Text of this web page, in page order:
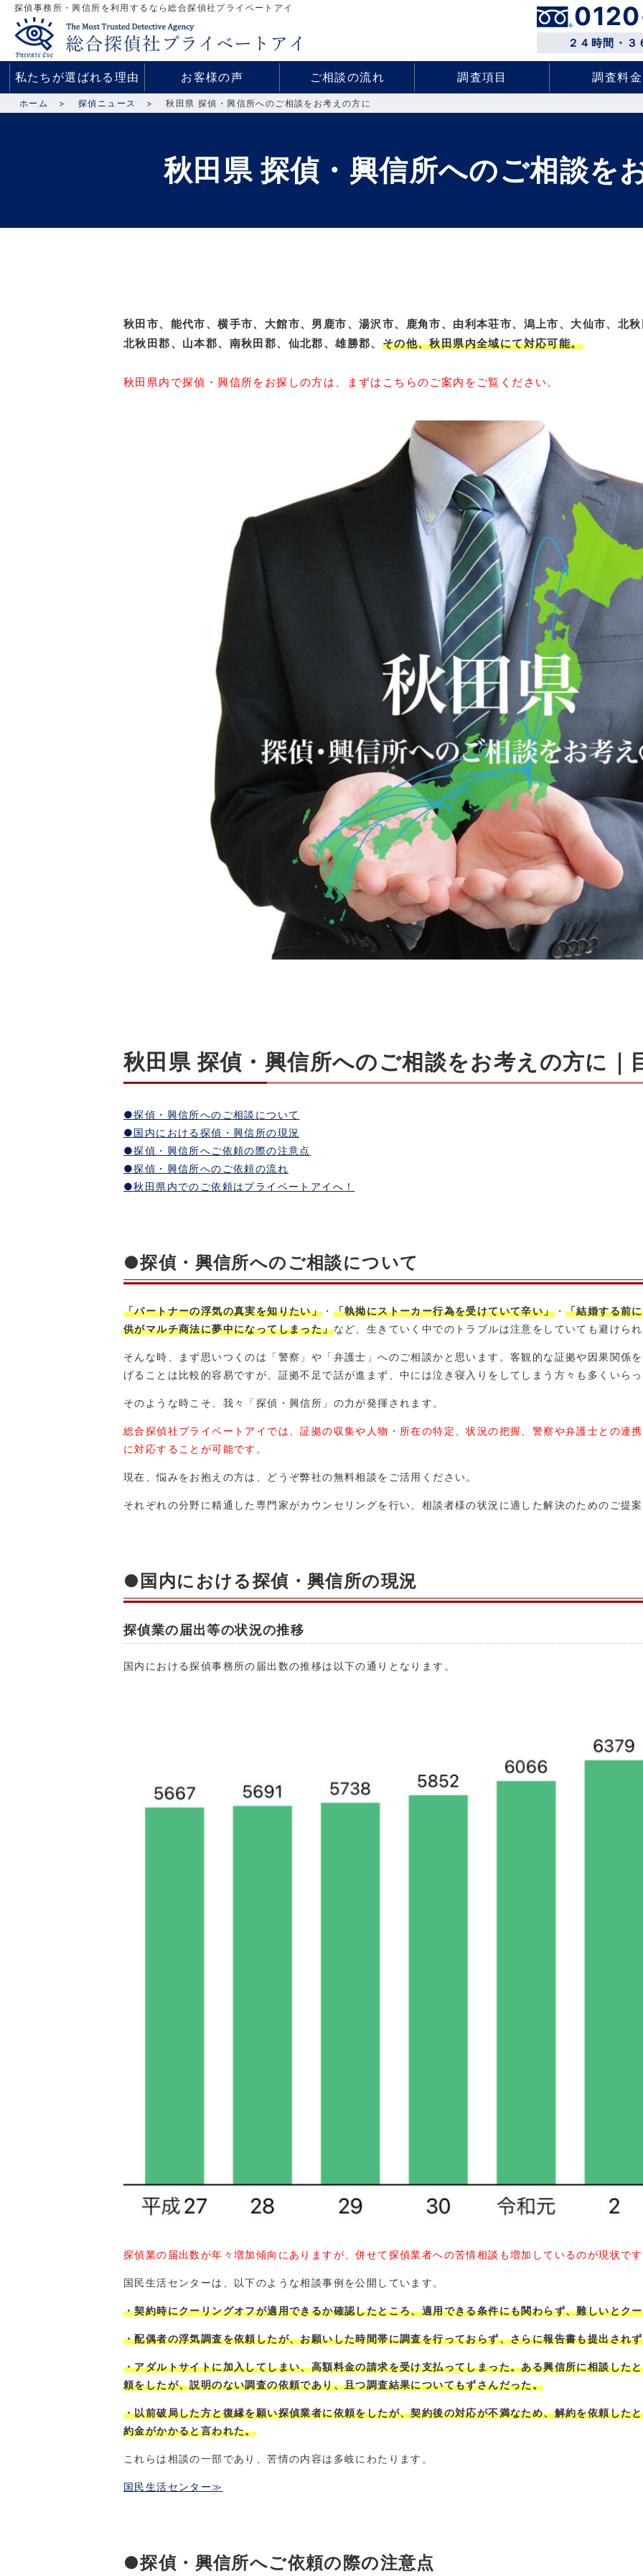
探偵事務所・興信所を利用するなら総合探偵社プライベートアイ
私たちが選ばれる理由 お客様の声 ご相談の流れ 調査項目 調査料金
２４時間・
ホーム 探偵ニュース 秋田県 探偵・興信所へのご相談をお考えの方に
秋田県 探偵・興信所へのご相談を
秋田市、能代市、横手市、大館市、男鹿市、湯沢市、鹿角市、由利本荘市、潟上市、大仙市、北
北秋田郡、山本郡、南秋田郡、仙北郡、雄勝郡、 その他、秋田県内全域にて対応可能。
秋田県内で探偵・興信所をお探しの方は、まずはこちらのご案内をご覧ください。
秋田県 探偵・興信所へのご相談をお考えの方に｜
●探偵・興信所へのご相談について
●国内における探偵・興信所の現況
●探偵・興信所へご依頼の際の注意点
●探偵・興信所へのご依頼の流れ
●秋田県内でのご依頼はプライベートアイへ！
●探偵・興信所へのご相談について
「パートナーの浮気の真実を知りたい」 ・ 「執拗にストーカー行為を受けていて辛い」・「結婚する前
供がマルチ商法に夢中になってしまった」など、生きていく中でのトラブルは注意をしていても避けら
そんな時、まず思いつくのは「警察」や「弁護士」へのご相談かと思います。客観的な証拠や因果関係
げることは比較的容易ですが、証拠不足で話が進まず、中には泣き寝入りをしてしまう方々も多くいら
そのような時こそ、我々「探偵・興信所」の力が発揮されます。
総合探偵社プライベートアイでは、証拠の収集や人物・所在の特定、状況の把握、警察や弁護士との連
に対応することが可能です。
現在、悩みをお抱えの方は、どうぞ弊社の無料相談をご活用ください。
それぞれの分野に精通した専門家がカウンセリングを行い、相談者様の状況に適した解決のためのご提
●国内における探偵・興信所の現況
探偵業の届出等の状況の推移
国内における探偵事務所の届出数の推移は以下の通りとなります。
探偵業の届出数が年々増加傾向にありますが、併せて探偵業者への苦情相談も増加しているのが現状で
国民生活センターは、以下のような相談事例を公開しています。
・契約時にクーリングオフが適用できるか確認したところ、適用できる条件にも関わらず、難しいとク
・配偶者の浮気調査を依頼したが、お願いした時間帯に調査を行っておらず、さらに報告書も提出され
・アダルトサイトに加入してしまい、高額料金の請求を受け支払ってしまった。ある興信所に相談した
頼をしたが、説明のない調査の依頼であり、且つ調査結果についてもずさんだった。
・以前破局した方と復縁を願い探偵業者に依頼をしたが、契約後の対応が不満なため、解約を依頼した
約金がかかると言われた。
これらは相談の一部であり、苦情の内容は多岐にわたります。
国民生活センター≫
●探偵・興信所へご依頼の際の注意点